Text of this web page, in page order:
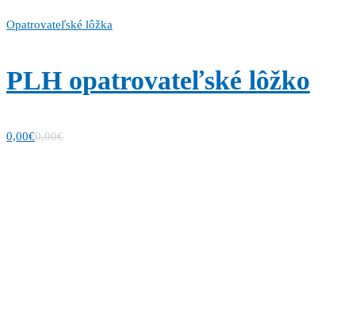
Opatrovateľské lôžka
PLH opatrovateľské lôžko
0,00€0,00€